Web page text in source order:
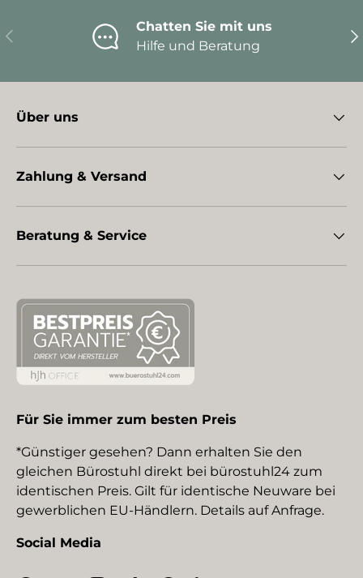
Vorherige
Chatten Sie mit uns
Hilfe und Beratung
Über uns
Zahlung & Versand
Beratung & Service
Für Sie immer zum besten Preis
*Günstiger gesehen? Dann erhalten Sie den
gleichen Bürostuhl direkt bei bürostuhl24 zum
identischen Preis. Gilt für identische Neuware bei
gewerblichen EU-Händlern. Details auf Anfrage.
Social Media